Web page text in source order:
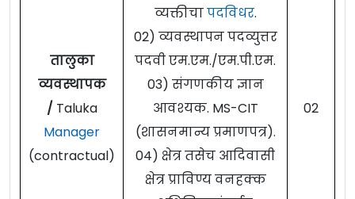
तालुका
व्यवस्थापक
/ Taluka
Manager
(contractual)
व्यक्तीचापदविधर.
02) व्यवस्थापन पदव्युत्तर
पदवी एम.एम./एम.पी.एम.
03) संगणकीय ज्ञान
आवश्यक. MS-CIT
(शासनमान्य प्रमाणपत्र).
04) क्षेत्र तसेच आदिवासी
क्षेत्र प्राविण्य वनहक्क
02